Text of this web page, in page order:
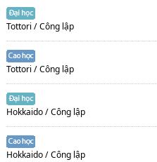
Tottori / Công lập
Tottori / Công lập
Hokkaido / Công lập
Hokkaido / Công lập